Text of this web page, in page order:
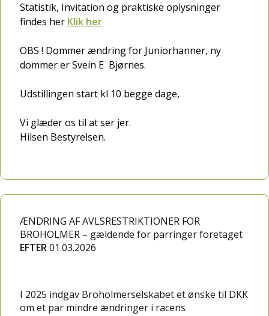
Statistik, Invitation og praktiske oplysninger
findes her Klik her
OBS ! Dommer ændring for Juniorhanner, ny
dommer er Svein E Bjørnes.
Udstillingen start kl 10 begge dage,
Vi glæder os til at ser jer.
Hilsen Bestyrelsen.
ÆNDRING AF AVLSRESTRIKTIONER FOR
BROHOLMER – gældende for parringer foretaget
EFTER01.03.2026
I 2025 indgav Broholmerselskabet et ønske til DKK
om et par mindre ændringer i racens